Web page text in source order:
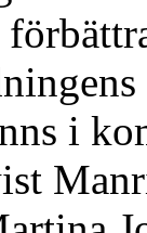
i